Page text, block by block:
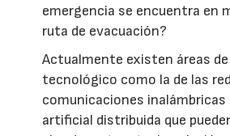
emergencia se encuentra en
ruta de evacuación?
Actualmente existen áreas
tecnológico como la de las
comunicaciones
artificial distribuida que